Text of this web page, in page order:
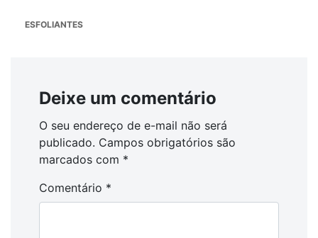
ESFOLIANTES
Deixe um comentário
O seu endereço de e-mail não será
publicado. Campos obrigatórios são
marcados com *
Comentário *